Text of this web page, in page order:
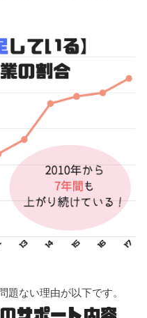
題ない理由が以下です。